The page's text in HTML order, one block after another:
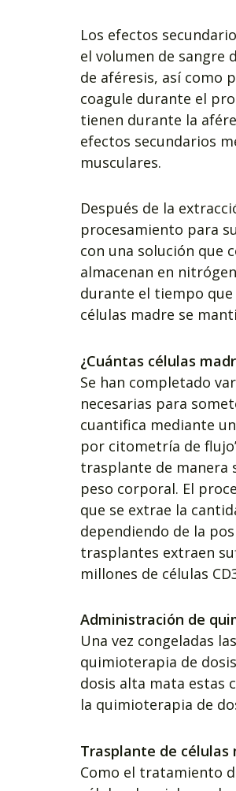
Los efectos
el volumen de sangre
de aféresis, así como
coagule durante el
tienen durante la
efectos secundarios
musculares.
Después de la
procesamiento para
con una solución que
almacenan en
durante el tiempo que
células madre se
¿Cuántas células
Se han completado
necesarias para
cuantifica mediante
por citometría de
trasplante de manera
peso corporal. El
que se extrae la
dependiendo de la
trasplantes extraen
millones de células
Administración de
Una vez congeladas
quimioterapia de
dosis alta mata estas
la quimioterapia de
Trasplante de células
Como el tratamiento